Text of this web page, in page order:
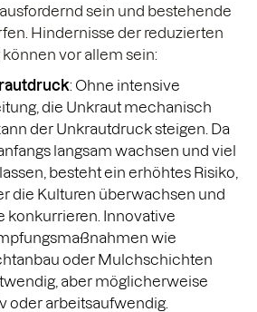
sein und bestehende
Hindernisse der reduzierten
vor allem sein:
: Ohne intensive
die Unkraut mechanisch
der Unkrautdruck steigen. Da
langsam wachsen und viel
besteht ein erhöhtes Risiko,
die Kulturen überwachsen und
konkurrieren. Innovative
wie
oder Mulchschichten
aber möglicherweise
oder arbeitsaufwendig.